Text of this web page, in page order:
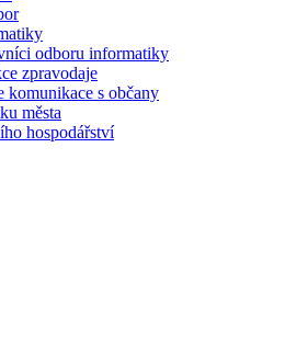
odboru informatiky
zpravodaje
komunikace s občany
města
hospodářství